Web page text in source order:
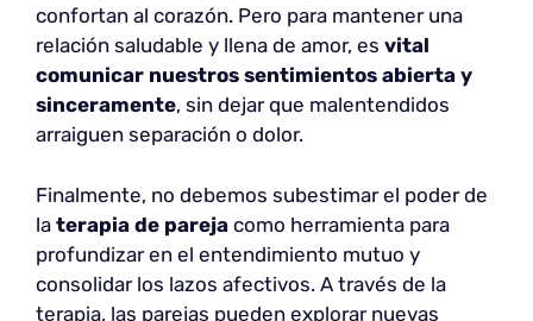
confortan al corazón. Pero para mantener una
relación saludable y llena de amor, es vital
comunicar nuestros sentimientos abierta y
sinceramente, sin dejar que malentendidos
arraiguen separación o dolor.
Finalmente, no debemos subestimar el poder de
la terapia de pareja como herramienta para
profundizar en el entendimiento mutuo y
consolidar los lazos afectivos. A través de la
terapia, las parejas pueden explorar nuevas